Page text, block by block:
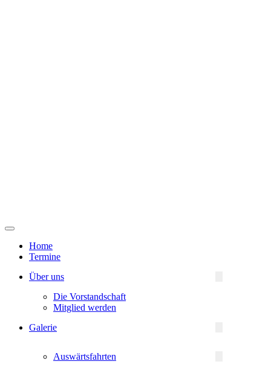
Navigationsmenü
Home
Termine
Über uns
Die Vorstandschaft
Mitglied werden
Galerie
Auswärtsfahrten